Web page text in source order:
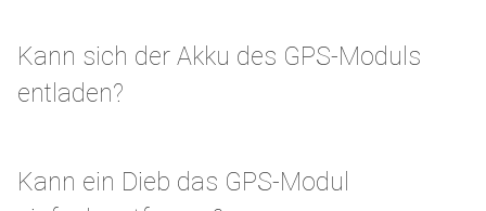
Kann sich der Akku des GPS-Moduls
entladen?
Kann ein Dieb das GPS-Modul